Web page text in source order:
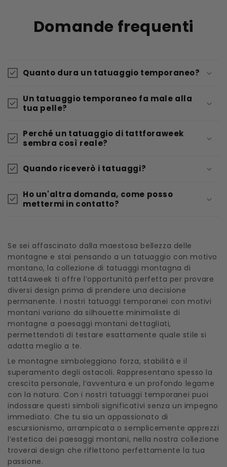
Domande frequenti
Quanto dura un tatuaggio temporaneo?
Un tatuaggio temporaneo fa male alla
tua pelle?
Perché un tatuaggio di tattforaweek
sembra così reale?
Quando riceverò i tatuaggi?
Ho un'altra domanda, come posso
mettermi in contatto?
Se sei affascinato dalla maestosa bellezza delle
montagne e stai pensando a un tatuaggio con motivo
montano, la collezione di tatuaggi montagna di
tatt4aweek ti offre l’opportunità perfetta per provare
diversi design prima di prendere una decisione
permanente. I nostri tatuaggi temporanei con motivi
montani variano da silhouette minimaliste di
montagne a paesaggi montani dettagliati,
permettendoti di testare esattamente quale stile si
adatta meglio a te.
Le montagne simboleggiano forza, stabilità e il
superamento degli ostacoli. Rappresentano spesso la
crescita personale, l’avventura e un profondo legame
con la natura. Con i nostri tatuaggi temporanei puoi
indossare questi simboli significativi senza un impegno
immediato. Che tu sia un appassionato di
escursionismo, arrampicata o semplicemente apprezzi
l’estetica dei paesaggi montani, nella nostra collezione
troverai design che riflettono perfettamente la tua
passione.